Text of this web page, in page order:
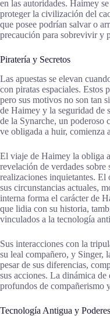
en las autoridades. Haimey
proteger la civilización del
que posee podrían salvar o
precaución para sobrevivir y
Piratería y Secretos
Las apuestas se elevan
con piratas espaciales. Estos
pero sus motivos no son tan
de Haimey y la seguridad de
de la Synarche, un poderoso
ve obligada a huir, comienza
El viaje de Haimey la obliga
revelación de verdades
realizaciones inquietantes. El
sus circunstancias actuales,
interna forma el carácter de
que lidia con su historia,
vinculados a la tecnología
Sus interacciones con la
su leal compañero, y Singer,
pesar de sus diferencias,
sus acciones. La dinámica de
profundos de compañerismo
Tecnología Antigua y